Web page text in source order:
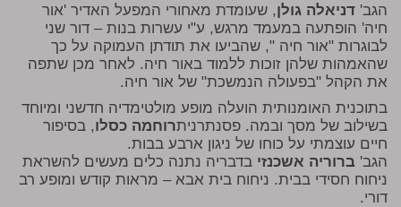
הגב' דניאלה גולן, שעומדת מאחורי המפעל האדיר 'אור
חיה' הופתעה במעמד מרגש, ע"י עשרות בנות – דור שני
לבוגרות "אור חיה ", שהביעו את תודתן העמוקה על כך
שהאמהות שלהן זוכות ללמוד באור חיה. לאחר מכן שתפה
את הקהל "בפעולה הנמשכת" של אור חיה.
בתוכנית האומנותית הועלה מופע מולטימדיה חדשני ומיוחד
בשילוב של מסך ובמה. פסנתרניתרוחמה כסלו, בסיפור
חיים עוצמתי על כוחו של ניגון ארבע בבות.
הגב' ברוריה אשכנזי בדבריה נתנה כלים מעשים להשראת
ניחוח חסידי בבית. ניחוח בית אבא – מראות קודש ומופע רב
דורי.